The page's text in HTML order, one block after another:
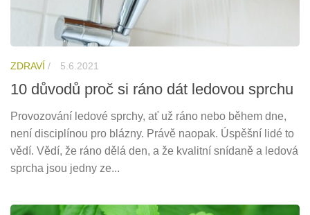
ZDRAVÍ / 5.6.2021
10 důvodů proč si ráno dát ledovou sprchu
Provozování ledové sprchy, ať už ráno nebo během dne,
není disciplínou pro blázny. Právě naopak. Úspěšní lidé to
vědí. Vědí, že ráno dělá den, a že kvalitní snídaně a ledová
sprcha jsou jedny ze...